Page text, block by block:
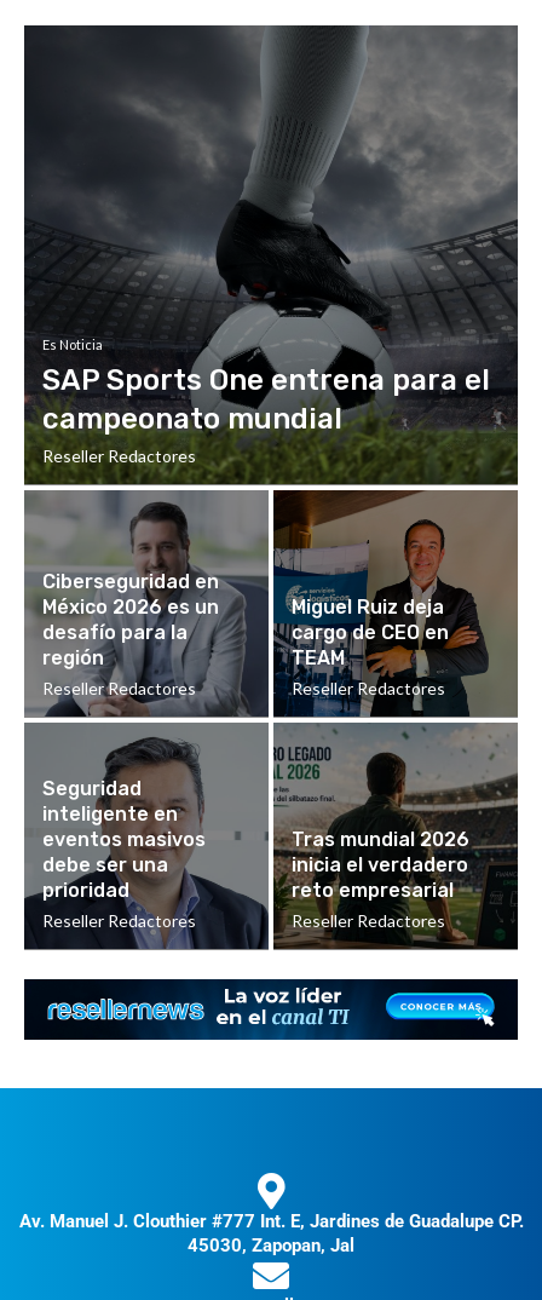
Es Noticia
SAP Sports One entrena para el
campeonato mundial
Reseller Redactores
Ciberseguridad en
México 2026 es un
desafío para la
región
Reseller Redactores
Miguel Ruiz deja
cargo de CEO en
TEAM
Reseller Redactores
Seguridad
inteligente en
eventos masivos
debe ser una
prioridad
Reseller Redactores
Tras mundial 2026
inicia el verdadero
reto empresarial
Reseller Redactores
Av. Manuel J. Clouthier #777 Int. E, Jardines de Guadalupe CP.
45030, Zapopan, Jal